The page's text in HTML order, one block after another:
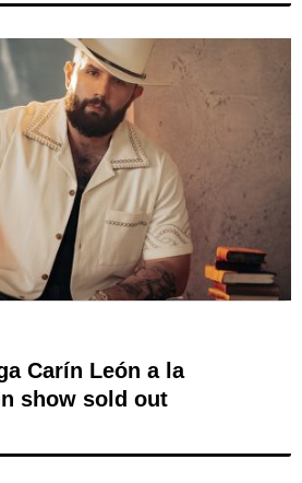
Carín León a la
show sold out